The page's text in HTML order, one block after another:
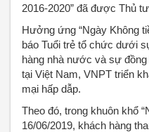
2016-2020” đã được Thủ
Hưởng ứng “Ngày Không
báo Tuổi trẻ tổ chức dưới
hàng nhà nước và sự
tại Việt Nam, VNPT triển
mại hấp dẫp.
Theo đó, trong khuôn khổ
16/06/2019, khách hàng